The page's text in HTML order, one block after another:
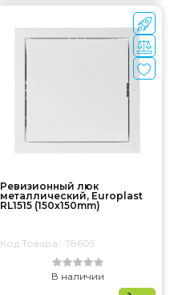
Ревизионный люк
металлический, Europlast
RL1515 (150x150mm)
Код Товара:: 78609
В наличии